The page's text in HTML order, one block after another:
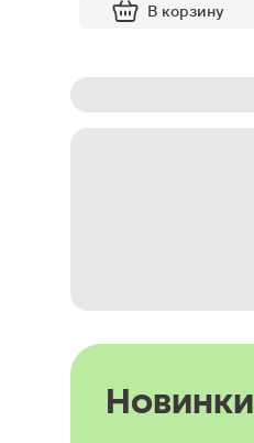
В корзину
Новинки